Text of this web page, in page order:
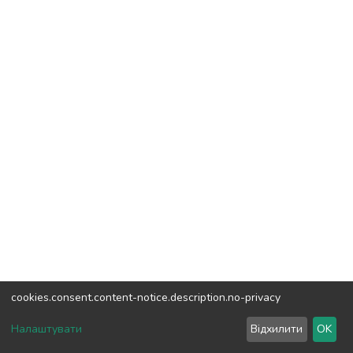
DSpace software copyright © 2002-2026LYRASIS
Зворотній зв'язок
cookies.consent.content-notice.description.no-privacy
Налаштувати Відхилити OK